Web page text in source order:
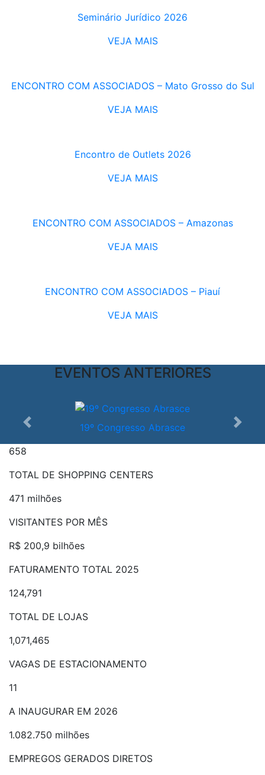
Seminário Jurídico 2026
VEJA MAIS
ENCONTRO COM ASSOCIADOS – Mato Grosso do Sul
VEJA MAIS
Encontro de Outlets 2026
VEJA MAIS
ENCONTRO COM ASSOCIADOS – Amazonas
VEJA MAIS
ENCONTRO COM ASSOCIADOS – Piauí
VEJA MAIS
EVENTOS ANTERIORES
19º Congresso Abrasce
Anterior
658
TOTAL DE SHOPPING CENTERS
471 milhões
VISITANTES POR MÊS
R$ 200,9 bilhões
FATURAMENTO TOTAL 2025
124,791
TOTAL DE LOJAS
1,071,465
VAGAS DE ESTACIONAMENTO
11
A INAUGURAR EM 2026
1.082.750 milhões
EMPREGOS GERADOS DIRETOS